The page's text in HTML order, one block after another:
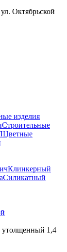
Октябрьской
изделия
Строительные
Цветные
Клинкерный
Силикатный
1,4